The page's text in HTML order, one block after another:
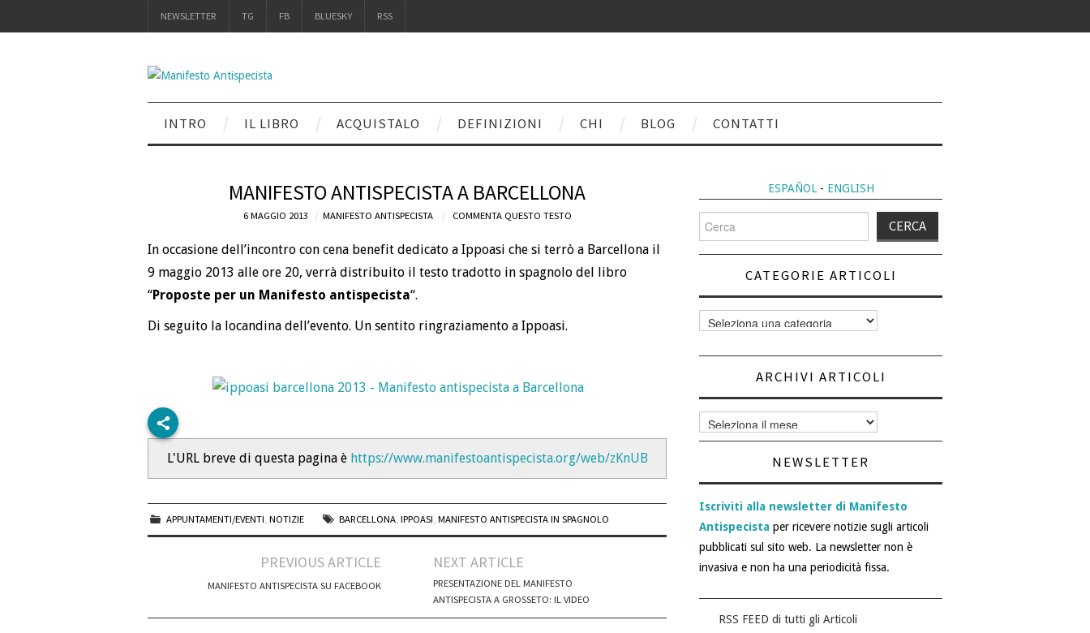
NEWSLETTER TG FB BLUESKY RSS
INTRO IL LIBRO ACQUISTALO DEFINIZIONI CHI BLOG CONTATTI
MANIFESTO ANTISPECISTA A BARCELLONA
6 MAGGIO 2013 MANIFESTO ANTISPECISTA COMMENTA QUESTO TESTO
In occasione dell’incontro con cena benefit dedicato a Ippoasi che si terrò a Barcellona il
9 maggio 2013 alle ore 20, verrà distribuito il testo tradotto in spagnolo del libro
“Proposte per un Manifesto antispecista“.
Di seguito la locandina dell’evento. Un sentito ringraziamento a Ippoasi.
L'URL breve di questa pagina è https://www.manifestoantispecista.org/web/zKnUB
APPUNTAMENTI/EVENTI,NOTIZIE BARCELLONA,IPPOASI,MANIFESTO ANTISPECISTA IN SPAGNOLO
navigation
PREVIOUS ARTICLE
MANIFESTO ANTISPECISTA SU FACEBOOK
NEXT ARTICLE
PRESENTAZIONE DEL MANIFESTO
ANTISPECISTA A GROSSETO: IL VIDEO
ESPAÑOL- ENGLISH
per:
CATEGORIE ARTICOLI
Categorie
articoli
ARCHIVI ARTICOLI
Archivi
articoli
NEWSLETTER
Iscriviti alla newsletter di Manifesto
Antispecista per ricevere notizie sugli articoli
pubblicati sul sito web. La newsletter non è
invasiva e non ha una periodicità fissa.
RSS FEED di tutti gli Articoli